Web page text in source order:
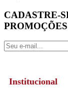
CADASTRE-
PROMOÇÕES
Institucional